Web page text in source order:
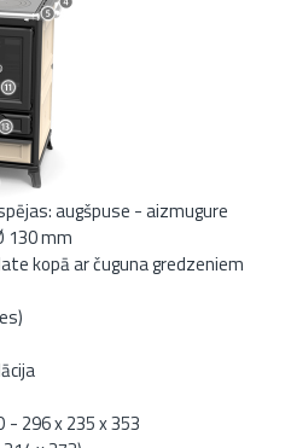
augšpuse - aizmugure
130 mm
kopā ar čuguna gredzeniem
- 296 x 235 x 353